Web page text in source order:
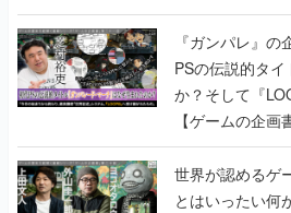
書】
『ガンパレ』
PSの伝説的タ
か？そして『
【ゲームの企画
世界が認めるゲ
とはいったい何